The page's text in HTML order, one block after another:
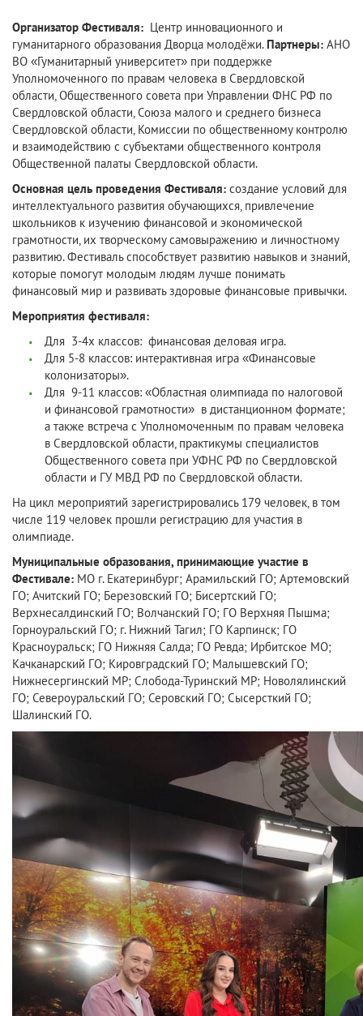
Организатор Фестиваля: Центр инновационного и
гуманитарного образования Дворца молодёжи. Партнеры: АНО
ВО «Гуманитарный университет» при поддержке
Уполномоченного по правам человека в Свердловской
области, Общественного совета при Управлении ФНС РФ по
Свердловской области, Союза малого и среднего бизнеса
Свердловской области, Комиссии по общественному контролю
и взаимодействию с субъектами общественного контроля
Общественной палаты Свердловской области.
Основная цель проведения Фестиваля: создание условий для
интеллектуального развития обучающихся, привлечение
школьников к изучению финансовой и экономической
грамотности, их творческому самовыражению и личностному
развитию. Фестиваль способствует развитию навыков и знаний,
которые помогут молодым людям лучше понимать
финансовый мир и развивать здоровые финансовые привычки.
Мероприятия фестиваля:
Для 3-4х классов: финансовая деловая игра.
Для 5-8 классов: интерактивная игра «Финансовые
колонизаторы».
Для 9-11 классов: «Областная олимпиада по налоговой
и финансовой грамотности» в дистанционном формате;
а также встреча с Уполномоченным по правам человека
в Свердловской области, практикумы специалистов
Общественного совета при УФНС РФ по Свердловской
области и ГУ МВД РФ по Свердловской области.
На цикл мероприятий зарегистрировались 179 человек, в том
числе 119 человек прошли регистрацию для участия в
олимпиаде.
Муниципальные образования, принимающие участие в
Фестивале: МО г. Екатеринбург; Арамильский ГО; Артемовский
ГО; Ачитский ГО; Березовский ГО; Бисертский ГО;
Верхнесалдинский ГО; Волчанский ГО; ГО Верхняя Пышма;
Горноуральский ГО; г. Нижний Тагил; ГО Карпинск; ГО
Красноуральск; ГО Нижняя Салда; ГО Ревда; Ирбитское МО;
Качканарский ГО; Кировградский ГО; Малышевский ГО;
Нижнесергинский МР; Слобода-Туринский МР; Новолялинский
ГО; Североуральский ГО; Серовский ГО; Сысерсткий ГО;
Шалинский ГО.